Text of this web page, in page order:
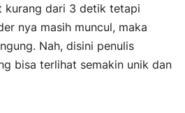
kurang dari 3 detik tetapi
nya masih muncul, maka
Nah, disini penulis
bisa terlihat semakin unik dan